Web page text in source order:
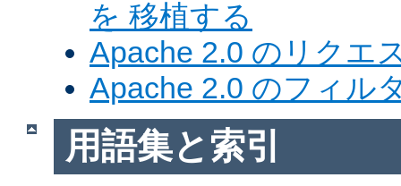
を 移植する
Apache 2.0 のリクエ
Apache 2.0 のフィル
用語集と索引